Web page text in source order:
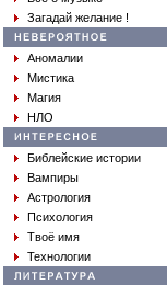
Загадай желание !
Аномалии
Мистика
Магия
НЛО
Библейские истории
Вампиры
Астрология
Психология
Твоё имя
Технологии